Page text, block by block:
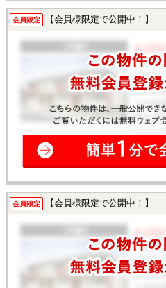
会員限定 【会員様限定で公開中！】
会員限定 【会員様限定で公開中！】